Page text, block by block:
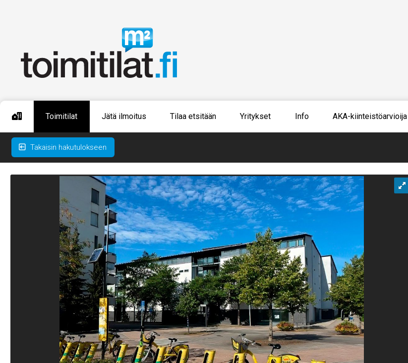
Toimitilat Jätä ilmoitus Tilaa etsitään Yritykset Info AKA-kiinteistöarvioija
Takaisin hakutulokseen